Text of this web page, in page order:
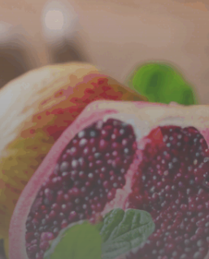
guide pour trouver le
4 juillet 2025